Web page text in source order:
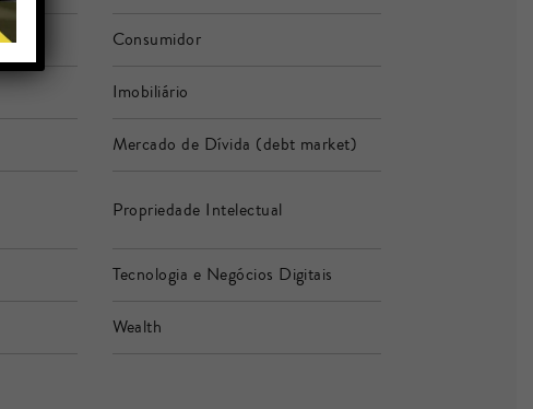
Consumidor
Imobiliário
Mercado de Dívida (debt market)
Propriedade Intelectual
Tecnologia e Negócios Digitais
Wealth